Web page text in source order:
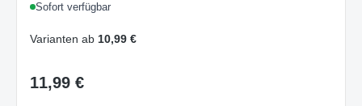
Grau
Sofort verfügbar
Varianten ab 10,99 €
Regulärer Preis:
11,99 €